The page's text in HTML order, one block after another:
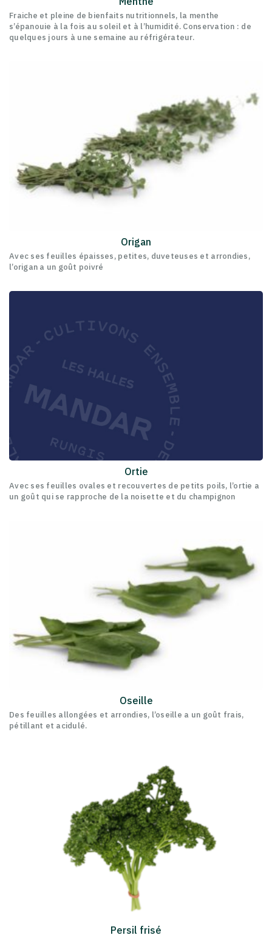
Fraiche et pleine de bienfaits nutritionnels, la menthe
s’épanouie à la fois au soleil et à l’humidité. Conservation : de
quelques jours à une semaine au réfrigérateur.
Origan
Avec ses feuilles épaisses, petites, duveteuses et arrondies,
l’origan a un goût poivré
Ortie
Avec ses feuilles ovales et recouvertes de petits poils, l’ortie a
un goût qui se rapproche de la noisette et du champignon
Oseille
Des feuilles allongées et arrondies, l’oseille a un goût frais,
pétillant et acidulé.
Persil frisé